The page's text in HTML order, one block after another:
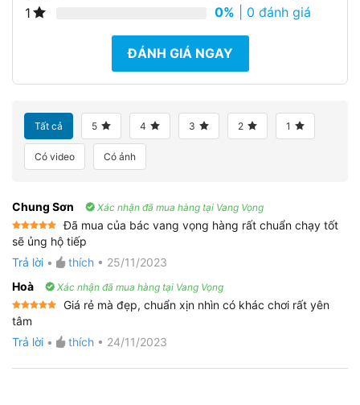
1
0% | 0 đánh giá
ĐÁNH GIÁ NGAY
Tất cả 5 4 3 2 1
Có video Có ảnh
Chung Sơn Xác nhận đã mua hàng tại Vang Vọng
Được xếp
hạng55
sao
Đã mua của bác vang vọng hàng rất chuẩn chạy tốt
sẽ ủng hộ tiếp
Trả lời • thích • 25/11/2023
Hoà
Xác nhận đã mua hàng tại Vang Vọng
Được xếp
hạng
sao
Giá rẻ mà đẹp, chuẩn xịn nhìn có khác chơi rất yên
tâm
Trả lời • thích • 24/11/2023